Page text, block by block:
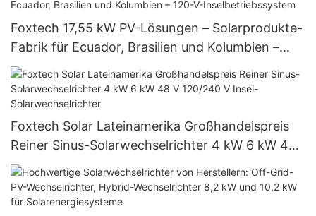
Foxtech 17,55 kW PV-Lösungen – Solarprodukte-
Fabrik für Ecuador, Brasilien und Kolumbien –
120-V-Inselbetriebssystem
Foxtech Solar Lateinamerika Großhandelspreis
Reiner Sinus-Solarwechselrichter 4 kW 6 kW 48
V 120/240 V Insel-Solarwechselrichter